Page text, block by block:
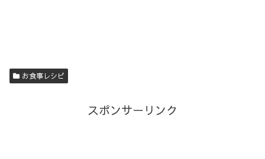
お食事レシピ
スポンサーリンク